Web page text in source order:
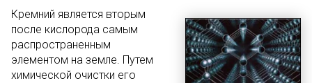
Кремний является вторым
после кислорода самым
распространенным
элементом на земле. Путем
химической очистки его